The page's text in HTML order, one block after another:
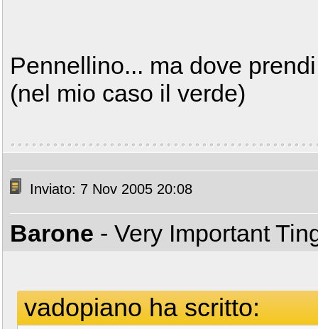
Pennellino... ma dove
(nel mio caso il verde)
Inviato: 7 Nov 2005 20:08
Barone - Very Important
vadopiano ha scritto: